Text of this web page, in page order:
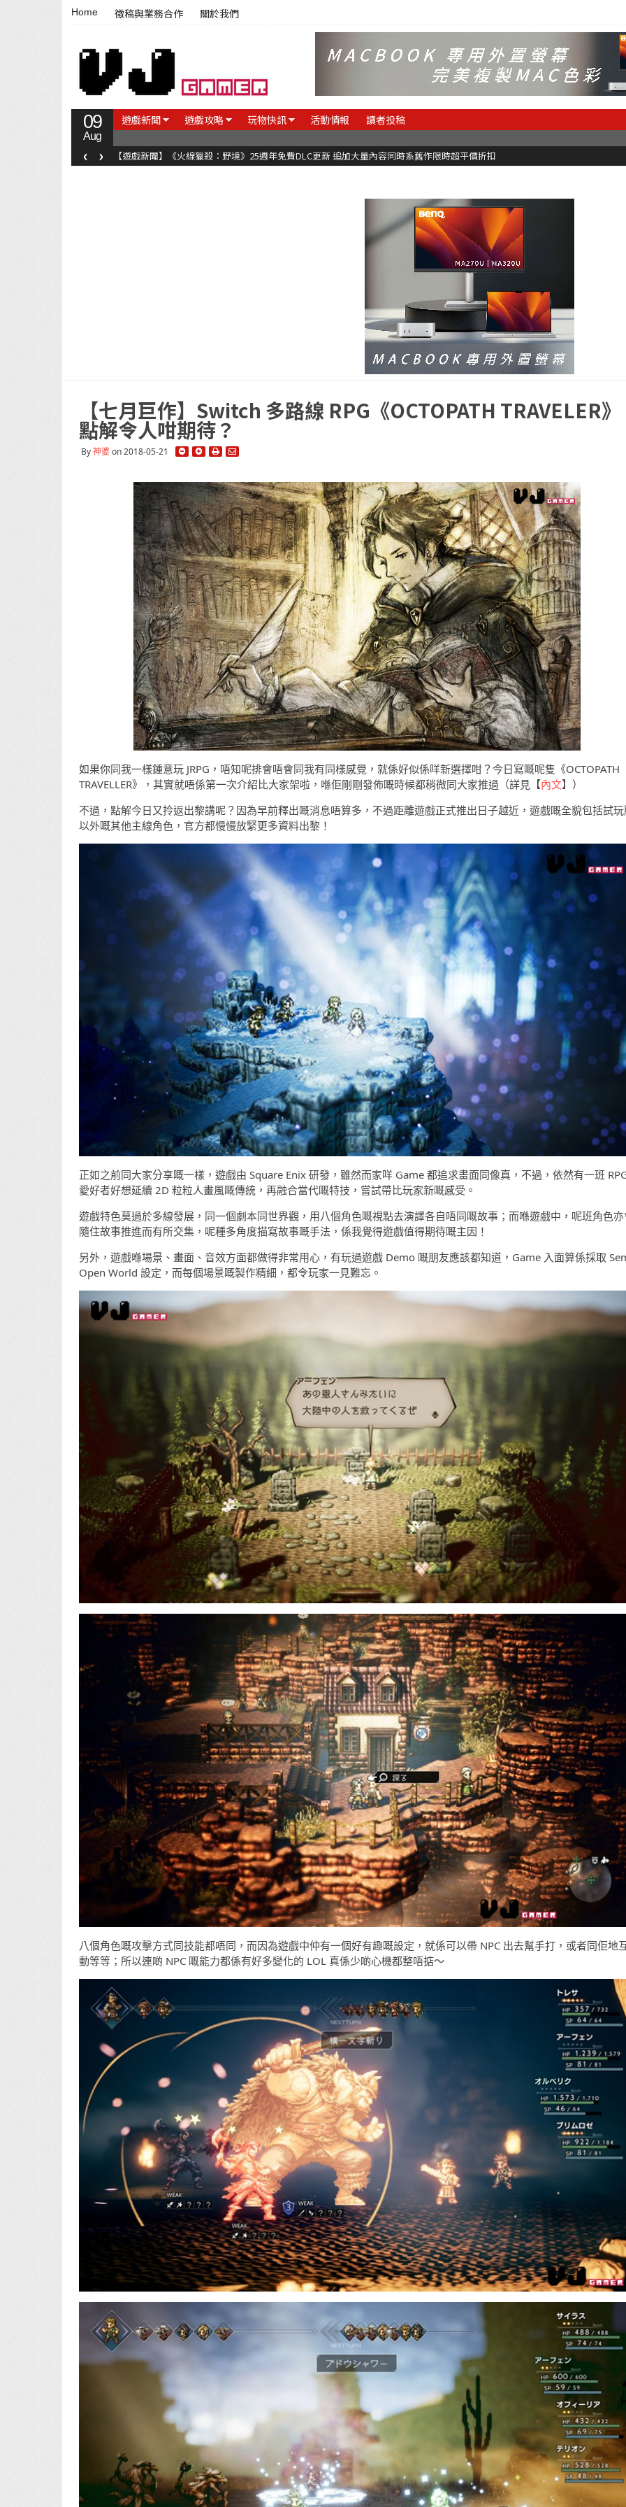
Home 徵稿與業務合作 關於我們
09
Aug
遊戲新聞 遊戲攻略 玩物快訊 活動情報 讀者投稿
【遊戲新聞】《火線獵殺：野境》25週年免費DLC更新 追加大量內容同時系舊作限時超平價折扣
‹ ›
【七月巨作】Switch 多路線 RPG《OCTOPATH TRAVELER》
點解令人咁期待？
By神婆on 2018-05-21
如果你同我一樣鍾意玩 JRPG，唔知呢排會唔會同我有同樣感覺，就係好似係咩新選擇咁？今日寫嘅呢隻《OCTOPATH
TRAVELLER》，其實就唔係第一次介紹比大家架啦，喺佢剛剛發佈嘅時候都稍微同大家推過（詳見【內文】）
不過，點解今日又拎返出黎講呢？因為早前釋出嘅消息唔算多，不過距離遊戲正式推出日子越近，遊戲嘅全貌包括試
以外嘅其他主線角色，官方都慢慢放緊更多資料出黎！
正如之前同大家分享嘅一樣，遊戲由 Square Enix 研發，雖然而家咩 Game 都追求畫面同像真，不過，依然有一班
愛好者好想延續 2D 粒粒人畫風嘅傳統，再融合當代嘅特技，嘗試帶比玩家新嘅感受。
遊戲特色莫過於多線發展，同一個劇本同世界觀，用八個角色嘅視點去演譯各自唔同嘅故事；而喺遊戲中，呢班角色
隨住故事推進而有所交集，呢種多角度描寫故事嘅手法，係我覺得遊戲值得期待嘅主因！
另外，遊戲喺場景、畫面、音效方面都做得非常用心，有玩過遊戲 Demo 嘅朋友應該都知道，Game 入面算係採取
Open World 設定，而每個場景嘅製作精細，都令玩家一見難忘。
八個角色嘅攻擊方式同技能都唔同，而因為遊戲中仲有一個好有趣嘅設定，就係可以帶 NPC 出去幫手打，或者同佢地
動等等；所以連啲 NPC 嘅能力都係有好多變化的 LOL 真係少啲心機都整唔掂～